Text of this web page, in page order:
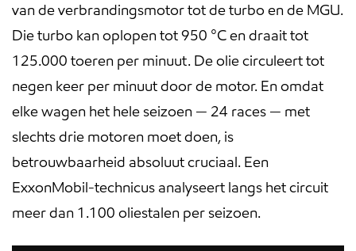
van de verbrandingsmotor tot de turbo en de MGU.
Die turbo kan oplopen tot 950 °C en draait tot
125.000 toeren per minuut. De olie circuleert tot
negen keer per minuut door de motor. En omdat
elke wagen het hele seizoen — 24 races — met
slechts drie motoren moet doen, is
betrouwbaarheid absoluut cruciaal. Een
ExxonMobil-technicus analyseert langs het circuit
meer dan 1.100 oliestalen per seizoen.